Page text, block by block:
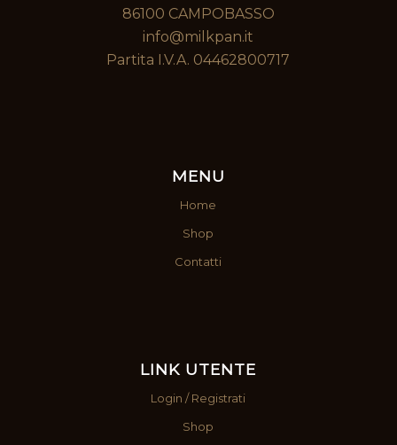
86100 CAMPOBASSO
info@milkpan.it
Partita I.V.A. 04462800717
MENU
Home
Shop
Contatti
LINK UTENTE
Login / Registrati
Shop